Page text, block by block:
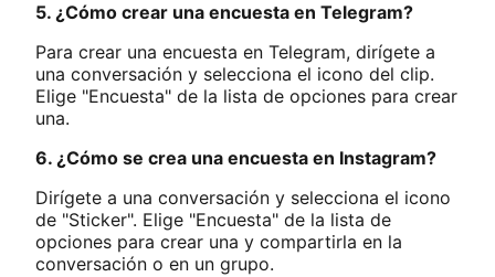
5. ¿Cómo crear una encuesta en Telegram?
Para crear una encuesta en Telegram, dirígete a
una conversación y selecciona el icono del clip.
Elige "Encuesta" de la lista de opciones para crear
una.
6. ¿Cómo se crea una encuesta en Instagram?
Dirígete a una conversación y selecciona el icono
de "Sticker". Elige "Encuesta" de la lista de
opciones para crear una y compartirla en la
conversación o en un grupo.